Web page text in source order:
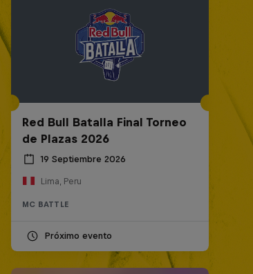
Red Bull Batalla Final Torneo
de Plazas 2026
19 Septiembre 2026
Lima, Peru
MC BATTLE
Próximo evento